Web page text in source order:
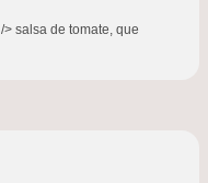
salsa de tomate, que